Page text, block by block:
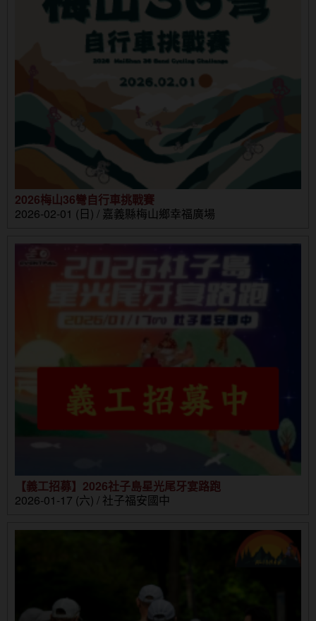
2026梅山36彎自行車挑戰賽
2026-02-01 (日) / 嘉義縣梅山鄉幸福廣場
【義工招募】2026社子島星光尾牙宴路跑
2026-01-17 (六) / 社子福安國中